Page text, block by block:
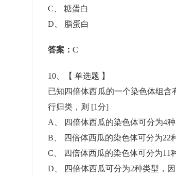
C
糖蛋白
D
脂蛋白
答案： C
10 、【 单选题 】
已知四倍体西瓜的一个染色体组
行归类，则 [1分]
A
四倍体西瓜的染色体可分为4
B
四倍体西瓜的染色体可分为22
C
四倍体西瓜的染色体可分为11
D
四倍体西瓜可分为2种类型，